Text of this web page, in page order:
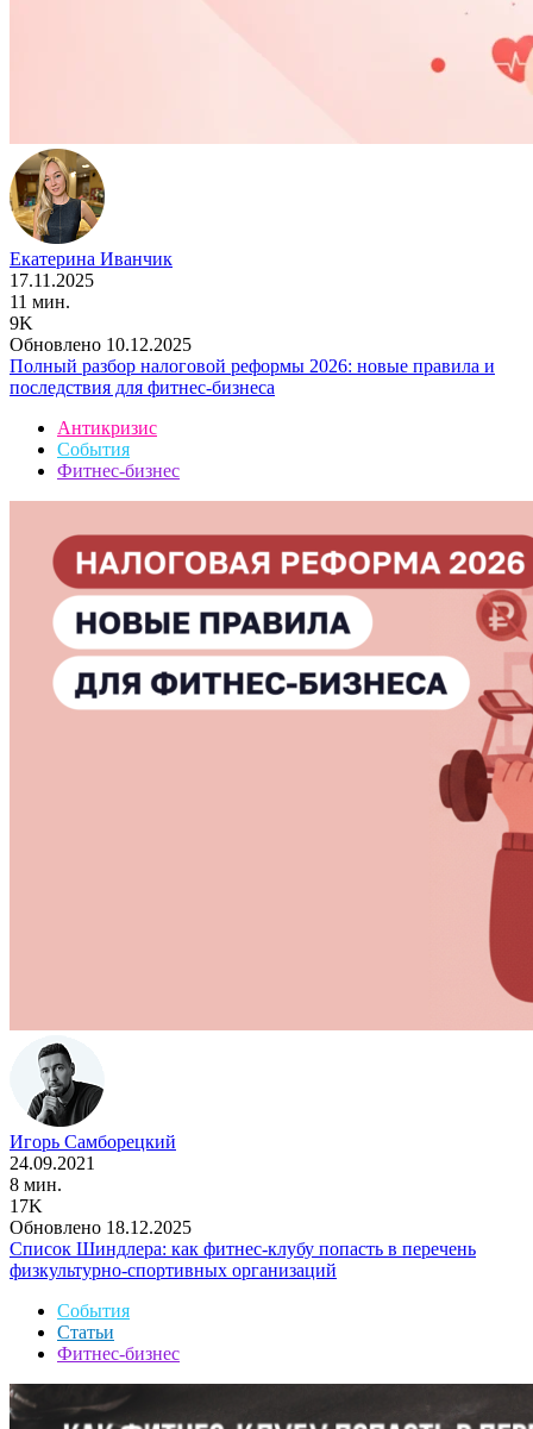
Екатерина Иванчик
17.11.2025
11 мин.
9K
Обновлено 10.12.2025
Полный разбор налоговой реформы 2026: новые правила и
последствия для фитнес-бизнеса
Антикризис
События
Фитнес-бизнес
Игорь Самборецкий
24.09.2021
8 мин.
17K
Обновлено 18.12.2025
Список Шиндлера: как фитнес-клубу попасть в перечень
физкультурно-спортивных организаций
События
Статьи
Фитнес-бизнес